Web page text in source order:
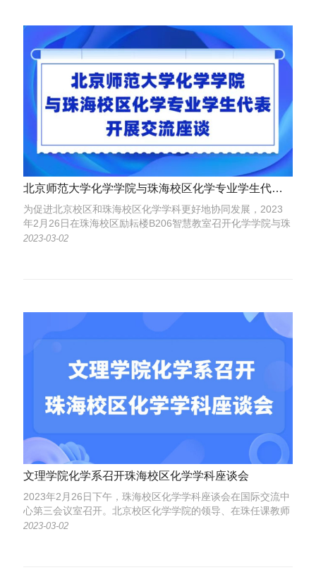
北京师范大学化学学院与珠海校区化学专业学生代表开展交流座谈
为促进北京校区和珠海校区化学学科更好地协同发展，2023
年2月26日在珠海校区励耘楼B206智慧教室召开化学学院与珠
海校区化学专业学生代表座谈会。
2023-03-02
文理学院化学系召开珠海校区化学学科座谈会
2023年2月26日下午，珠海校区化学学科座谈会在国际交流中
心第三会议室召开。北京校区化学学院的领导、在珠任课教师
以及珠海校区文理学院化学系、自然高等研究院先进材料中心
2023-03-02